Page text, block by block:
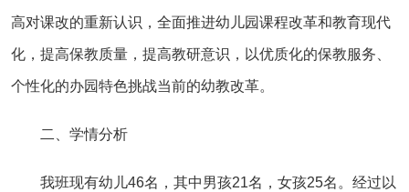
高对课改的重新认识，全面推进幼儿园课程改革和教育现代
化，提高保教质量，提高教研意识，以优质化的保教服务、
个性化的办园特色挑战当前的幼教改革。
二、学情分析
我班现有幼儿46名，其中男孩21名，女孩25名。经过以